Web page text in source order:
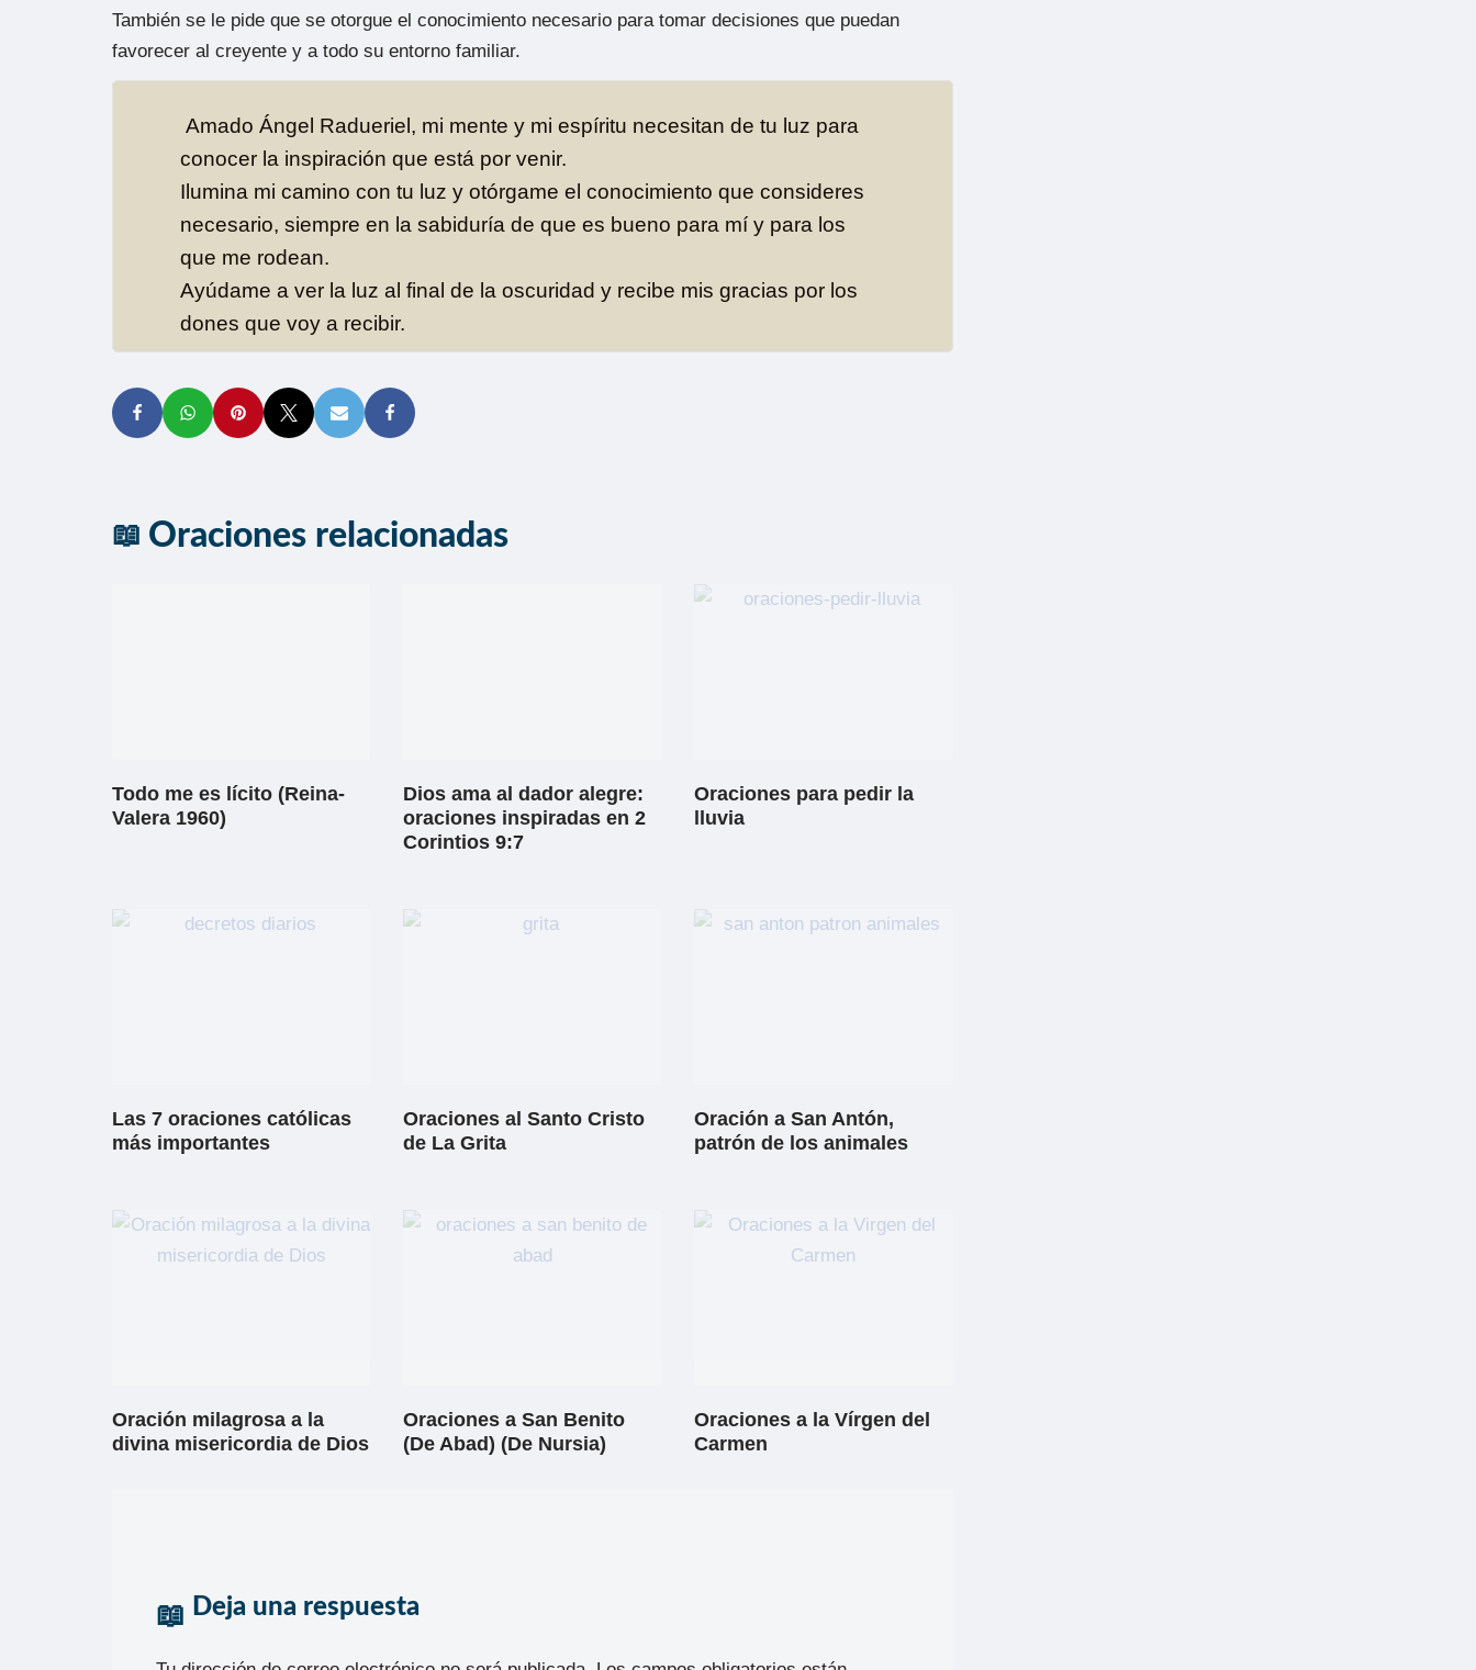
También se le pide que se otorgue el conocimiento necesario para tomar decisiones que puedan
favorecer al creyente y a todo su entorno familiar.
Amado Ángel Radueriel, mi mente y mi espíritu necesitan de tu luz para
conocer la inspiración que está por venir.
Ilumina mi camino con tu luz y otórgame el conocimiento que consideres
necesario, siempre en la sabiduría de que es bueno para mí y para los
que me rodean.
Ayúdame a ver la luz al final de la oscuridad y recibe mis gracias por los
dones que voy a recibir.
Oraciones relacionadas
Todo me es lícito (Reina-
Valera 1960)
Dios ama al dador alegre:
oraciones inspiradas en 2
Corintios 9:7
Oraciones para pedir la
lluvia
Las 7 oraciones católicas
más importantes
Oraciones al Santo Cristo
de La Grita
Oración a San Antón,
patrón de los animales
Oración milagrosa a la
divina misericordia de Dios
Oraciones a San Benito
(De Abad) (De Nursia)
Oraciones a la Vírgen del
Carmen
Deja una respuesta